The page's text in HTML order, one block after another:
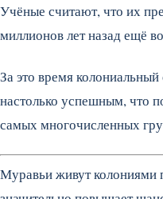
Учёные считают, что их
миллионов лет назад ещё
За это время
настолько успешным, что
самых многочисленных
Муравьи живут колониями